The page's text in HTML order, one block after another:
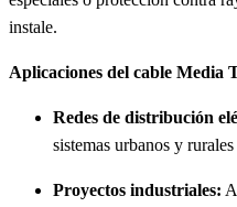
instale.
Aplicaciones del cable Media
Redes de distribución
sistemas urbanos y
Proyectos industriales: